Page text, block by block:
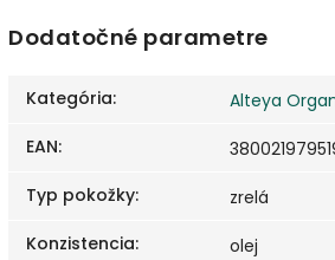
Dodatočné parametre
Kategória:
Alteya
EAN:
Typ pokožky:
zrelá
Konzistencia:
olej